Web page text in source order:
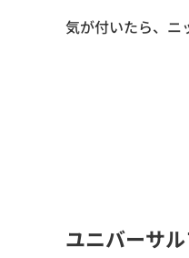
気が付いたら、
ユニバーサ